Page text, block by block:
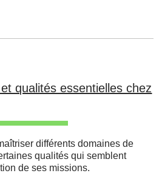
qualités essentielles chez
différents domaines de
qualités qui semblent
de ses missions.